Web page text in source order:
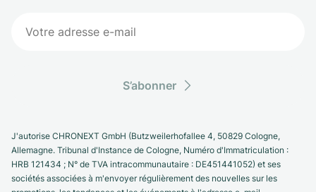
S’abonner
J'autorise CHRONEXT GmbH (Butzweilerhofallee 4, 50829 Cologne,
Allemagne. Tribunal d'Instance de Cologne, Numéro d'Immatriculation :
HRB 121434 ; N° de TVA intracommunautaire : DE451441052) et ses
sociétés associées à m'envoyer régulièrement des nouvelles sur les